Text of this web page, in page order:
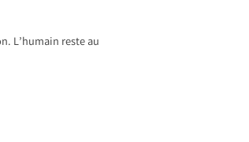
L’humain reste au